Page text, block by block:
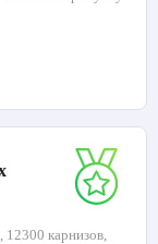
карнизов,